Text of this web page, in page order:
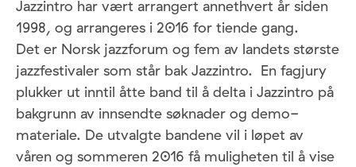
Jazzintro har vært arrangert annethvert år siden
1998, og arrangeres i 2016 for tiende gang.
Det er Norsk jazzforum og fem av landets største
jazzfestivaler som står bak Jazzintro. En fagjury
plukker ut inntil åtte band til å delta i Jazzintro på
bakgrunn av innsendte søknader og demo-
materiale. De utvalgte bandene vil i løpet av
våren og sommeren 2016 få muligheten til å vise